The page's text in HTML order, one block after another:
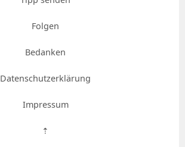
Folgen
Bedanken
Datenschutzerklärung
Impressum
⇡